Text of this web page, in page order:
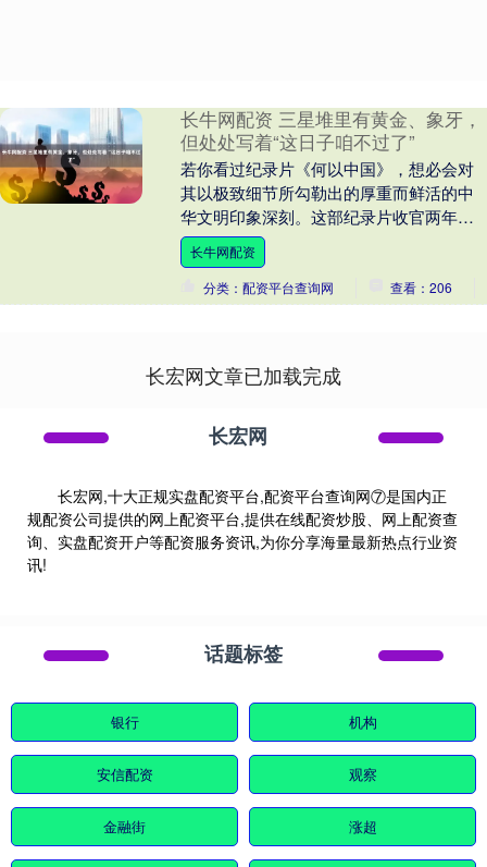
长牛网配资 三星堆里有黄金、象牙，
但处处写着“这日子咱不过了”
若你看过纪录片《何以中国》，想必会对
其以极致细节所勾勒出的厚重而鲜活的中
华文明印象深刻。这部纪录片收官两年之
际，世纪文景推出的同名书籍《何以中
国：考古里的万年中....
长牛网配资
分类：配资平台查询网
查看：206
长宏网文章已加载完成
长宏网
长宏网,十大正规实盘配资平台,配资平台查询网⑦是国内正
规配资公司提供的网上配资平台,提供在线配资炒股、网上配资查
询、实盘配资开户等配资服务资讯,为你分享海量最新热点行业资
讯!
话题标签
银行 机构
安信配资 观察
金融街 涨超